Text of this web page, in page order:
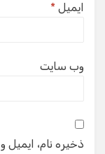
ایمیل *
وب‌ سایت
ذخیره نام، ایمیل